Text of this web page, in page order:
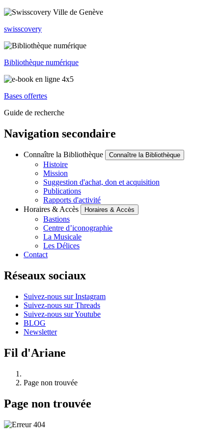
swisscovery
Bibliothèque numérique
Bases offertes
Guide de recherche
Navigation secondaire
Connaître la Bibliothèque Connaître la Bibliothèque
Histoire
Mission
Suggestion d'achat, don et acquisition
Publications
Rapports d'activité
Horaires & Accès
Horaires & Accès
Bastions
Centre d’iconographie
La Musicale
Les Délices
Contact
Réseaux sociaux
Suivez-nous sur Instagram
Suivez-nous sur Threads
Suivez-nous sur Youtube
BLOG
Newsletter
Fil d'Ariane
Page non trouvée
Page non trouvée